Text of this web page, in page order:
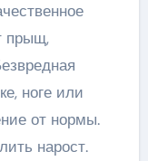
прыщ,
ноге или
от нормы.
нарост.